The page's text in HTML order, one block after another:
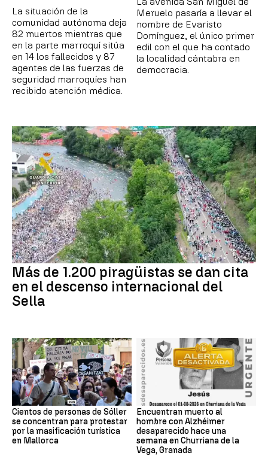
La situación de la
comunidad autónoma deja
82 muertos mientras que
en la parte marroquí sitúa
en 14 los fallecidos y 87
agentes de las fuerzas de
seguridad marroquíes han
recibido atención médica.
Meruelo pasaría a llevar el
nombre de Evaristo
Domínguez, el único primer
edil con el que ha contado
la localidad cántabra en
democracia.
Más de 1.200 piragüistas se dan cita
en el descenso internacional del
Sella
Cientos de personas de Sóller
se concentran para protestar
por la masificación turística
en Mallorca
Encuentran muerto al
hombre con Alzhéimer
desaparecido hace una
semana en Churriana de la
Vega, Granada